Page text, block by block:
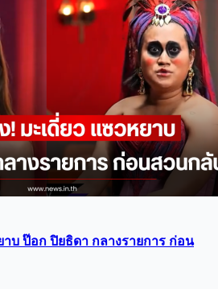
บ ป๊อก ปิยธิดา กลางรายการ ก่อน